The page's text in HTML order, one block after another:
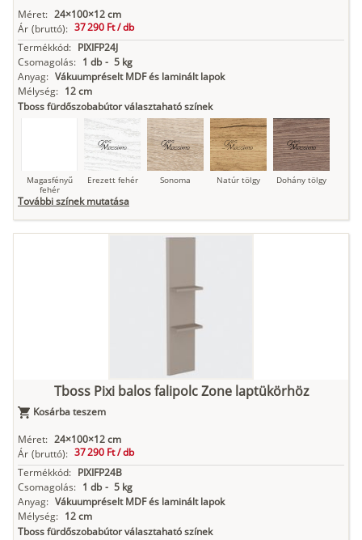
Méret: 24×100×12 cm
Ár (bruttó): 37 290 Ft /db
Termékkód: PIXIFP24J
Csomagolás: 1 db - 5 kg
Anyag: Vákuumpréselt MDF és laminált lapok
Mélység: 12 cm
Tboss fürdőszobabútor választaható színek
Magasfényű
fehér
Erezett fehér Sonoma Natúr tölgy Dohány tölgy
Antracit Matt fekete
További színek mutatása
Tboss Pixi balos falipolc Zone laptükörhöz
Kosárba teszem
Méret: 24×100×12 cm
Ár (bruttó): 37 290 Ft /db
Termékkód: PIXIFP24B
Csomagolás: 1 db - 5 kg
Anyag: Vákuumpréselt MDF és laminált lapok
Mélység: 12 cm
Tboss fürdőszobabútor választaható színek